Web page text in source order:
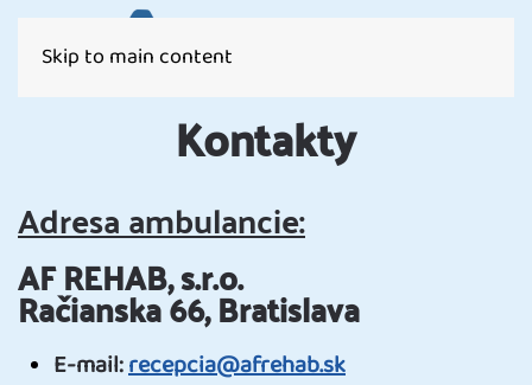
Skip to main content
Kontakty
Adresa ambulancie:
AF REHAB, s.r.o.
Račianska 66, Bratislava
E-mail:recepcia@afrehab.sk